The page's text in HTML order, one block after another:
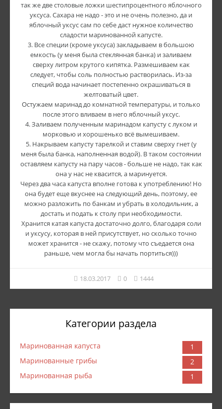
Категории раздела
Маринованная капуста
1
Маринованные грибы
2
Маринованная рыба
1
так же две столовые ложки шестипроцентного яблочного
уксуса. Сахара не надо - это и не очень полезно, да и
яблочный уксус сам по себе даст нужное количество
сладости маринованной капусте.
3. Все специи (кроме уксуса) закладываем в большою
емкость (у меня была стеклянная банка) и заливаем
сверху литром крутого кипятка. Размешиваем как
следует, чтобы соль полностью растворилась. Из-за
специй вода начинает постепенно окрашиваться в
желтоватый цвет.
Остужаем маринад до комнатной температуры, и только
после этого вливаем в него яблочный уксус.
4. Заливаем полученным маринадом капусту с луком и
морковью и хорошенько всё вымешиваем.
5. Накрываем капусту тарелкой и ставим сверху гнет (у
меня была банка, наполненная водой). В таком состоянии
оставляем капусту на пару часов - больше не надо, так как
она у нас не квасится, а маринуется.
Через два часа капуста вполне готова к употреблению! Но
она будет еще вкуснее на следующий день, поэтому, ее
можно разложить по банкам и убрать в холодильник, а
достать и подать к столу при необходимости.
Хранится катая капуста достаточно долго, благодаря соли
и уксусу, которая в ней присутствует, но сколько точно
может хранится - не скажу, потому что съедается она
раньше, чем могла бы начать портиться)))
18.03.2017 0 1444